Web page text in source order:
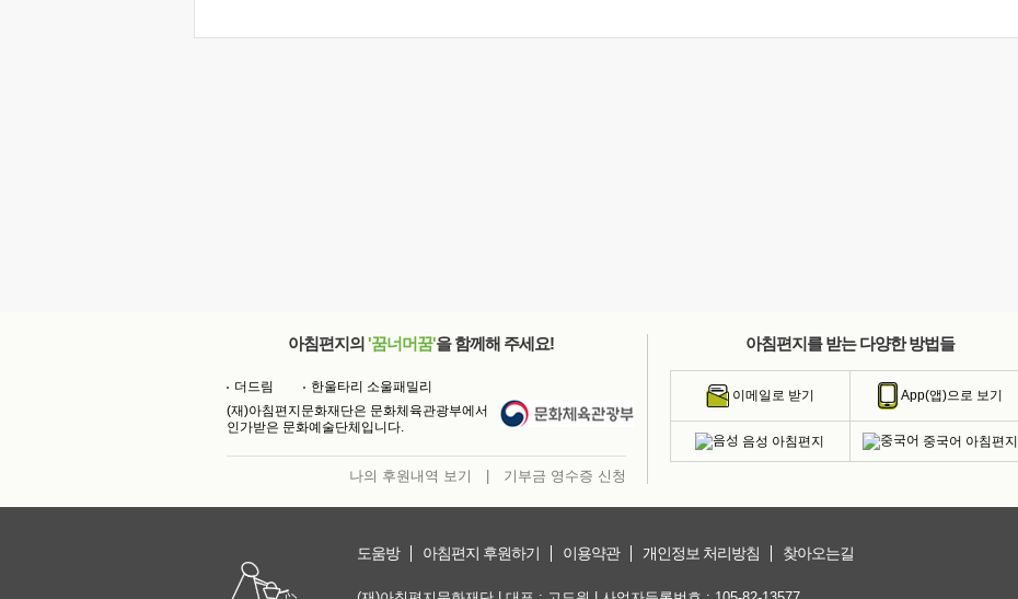
아침편지의 '꿈너머꿈'을 함께해 주세요!
더드림
한울타리 소울패밀리
(재)아침편지문화재단은 문화체육관광부에서
인가받은 문화예술단체입니다.
나의 후원내역 보기 기부금 영수증 신청
아침편지를 받는 다양한 방법들
이메일로 받기 App(앱)으로 보기
음성 아침편지 중국어 아침편지
도움방 아침편지 후원하기 이용약관 개인정보 처리방침 찾아오는길